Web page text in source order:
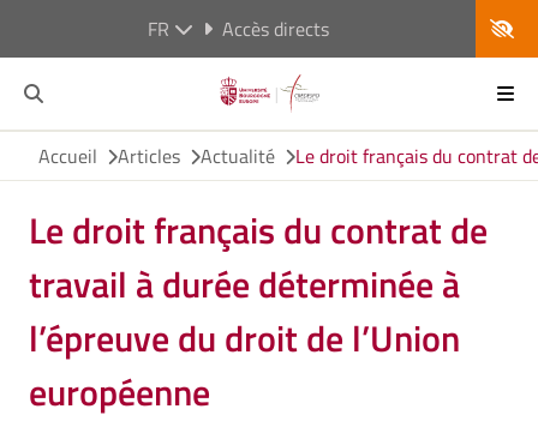
FR Accès directs
Accueil Articles Actualité Le droit français du contrat
Le droit français du contrat de
travail à durée déterminée à
l’épreuve du droit de l’Union
européenne